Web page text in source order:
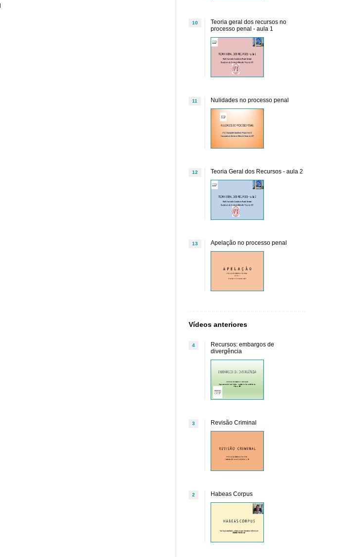
10
Teoria geral dos recursos no
processo penal - aula 1
11 Nulidades no processo penal
12 Teoria Geral dos Recursos - aula 2
13 Apelação no processo penal
Vídeos anteriores
4
Recursos: embargos de
divergência
3 Revisão Criminal
2 Habeas Corpus